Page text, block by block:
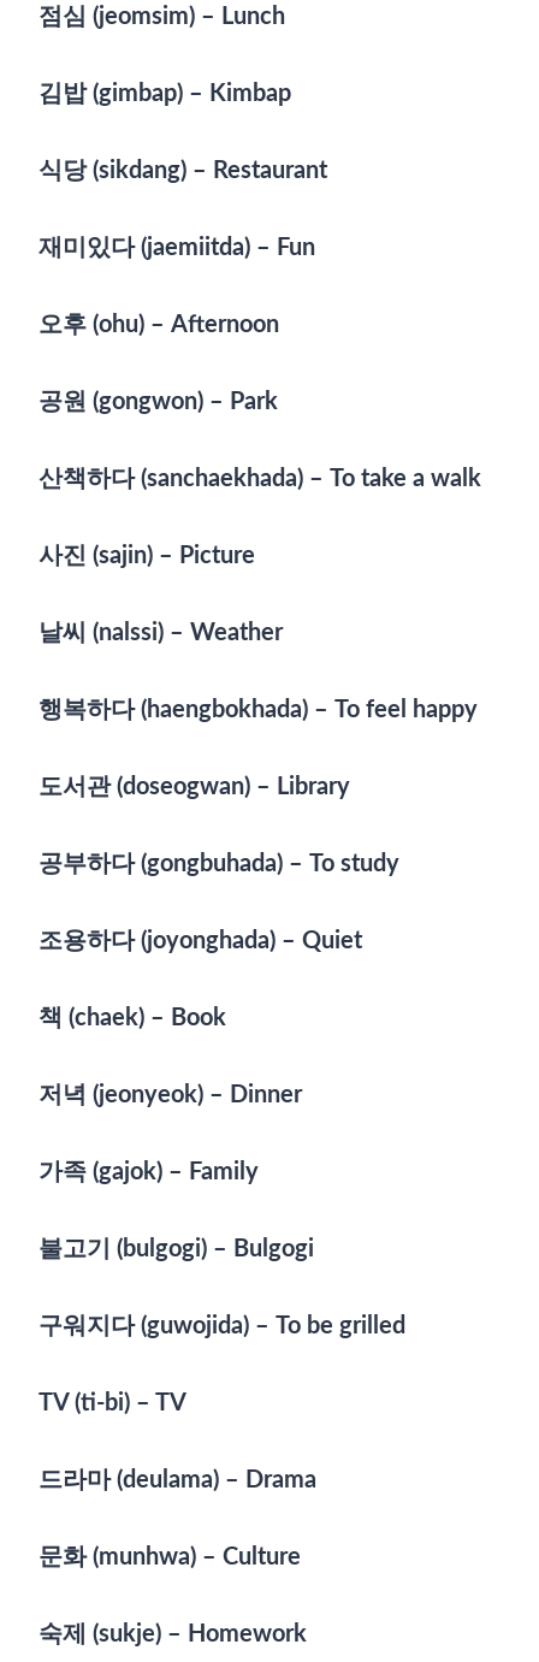
점심 (jeomsim) – Lunch
김밥 (gimbap) – Kimbap
식당 (sikdang) – Restaurant
재미있다 (jaemiitda) – Fun
오후 (ohu) – Afternoon
공원 (gongwon) – Park
산책하다 (sanchaekhada) – To take a walk
사진 (sajin) – Picture
날씨 (nalssi) – Weather
행복하다 (haengbokhada) – To feel happy
도서관 (doseogwan) – Library
공부하다 (gongbuhada) – To study
조용하다 (joyonghada) – Quiet
책 (chaek) – Book
저녁 (jeonyeok) – Dinner
가족 (gajok) – Family
불고기 (bulgogi) – Bulgogi
구워지다 (guwojida) – To be grilled
TV (ti-bi) – TV
드라마 (deulama) – Drama
문화 (munhwa) – Culture
숙제 (sukje) – Homework